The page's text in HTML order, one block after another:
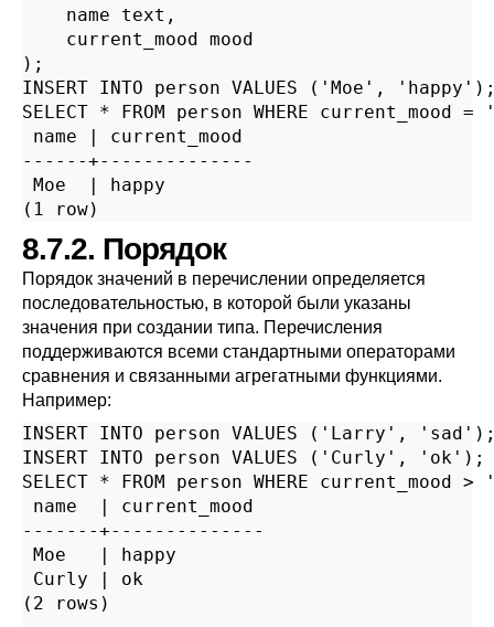
    name text,
    current_mood mood
);
INSERT INTO person VALUES ('Moe',
SELECT * FROM person WHERE current_mood
name | current_mood
------+--------------
Moe  | happy
(1 row)
8.7.2. Порядок
Порядок значений в перечислении определяется
последовательностью, в которой были указаны
значения при создании типа. Перечисления
поддерживаются всеми стандартными операторами
сравнения и связанными агрегатными функциями.
Например:
INSERT INTO person VALUES ('Larry',
INSERT INTO person VALUES ('Curly', 'ok');
SELECT * FROM person WHERE current_mood
name  | current_mood
-------+--------------
Moe   | happy
Curly | ok
(2 rows)